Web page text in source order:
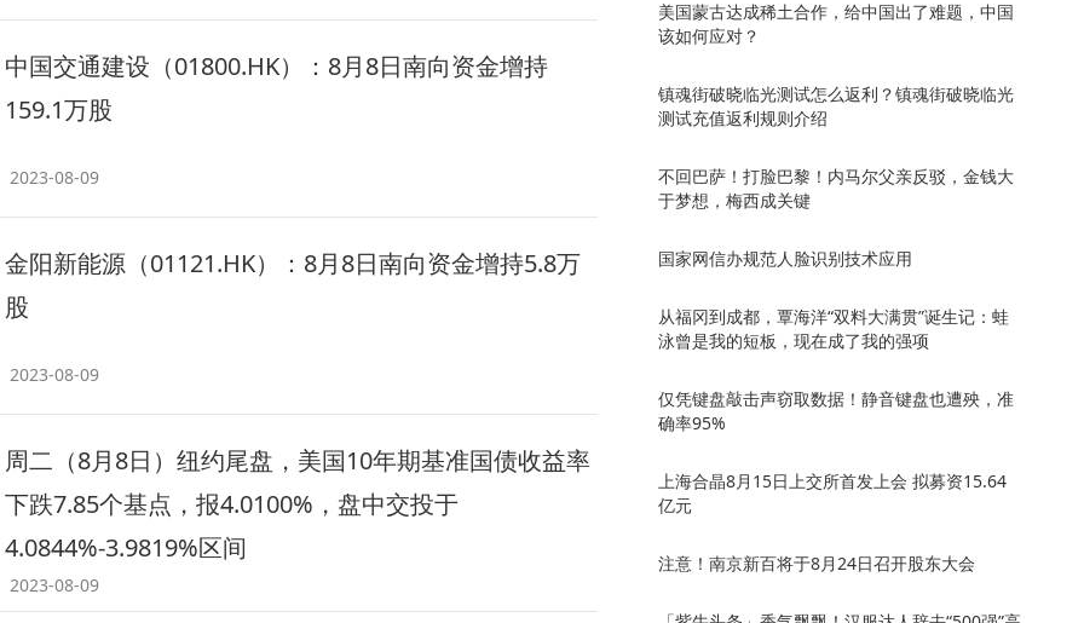
中国交通建设（01800.HK）：8月8日南向资金增持
159.1万股
2023-08-09
金阳新能源（01121.HK）：8月8日南向资金增持5.8万
股
2023-08-09
周二（8月8日）纽约尾盘，美国10年期基准国债收益率
下跌7.85个基点，报4.0100%，盘中交投于
4.0844%-3.9819%区间
2023-08-09
美国蒙古达成稀土合作，给中国出了难题，中国
该如何应对？
镇魂街破晓临光测试怎么返利？镇魂街破晓临光
测试充值返利规则介绍
不回巴萨！打脸巴黎！内马尔父亲反驳，金钱大
于梦想，梅西成关键
国家网信办规范人脸识别技术应用
从福冈到成都，覃海洋“双料大满贯”诞生记：蛙
泳曾是我的短板，现在成了我的强项
仅凭键盘敲击声窃取数据！静音键盘也遭殃，准
确率95%
上海合晶8月15日上交所首发上会 拟募资15.64
亿元
注意！南京新百将于8月24日召开股东大会